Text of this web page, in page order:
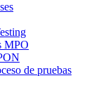
MPO
de pruebas